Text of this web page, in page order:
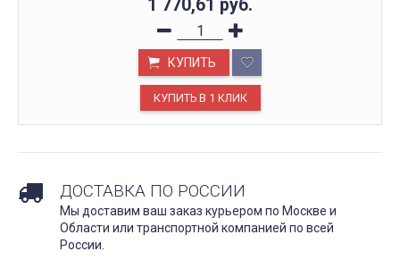
1 770,61 руб.
КУПИТЬ
ДОСТАВКА ПО РОССИИ
Мы доставим ваш заказ курьером по Москве и
Области или транспортной компанией по всей
России.